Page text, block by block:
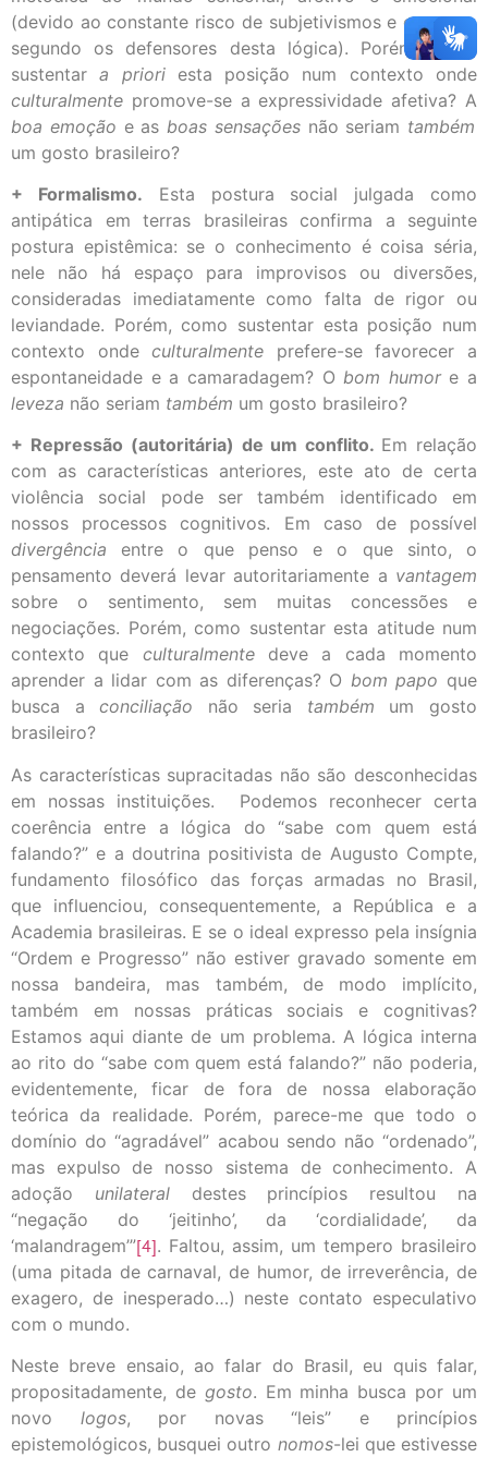
(devido ao constante risco de subjetivismos e enganos,
segundo os defensores desta lógica). Porém, como
sustentara prioriesta posição num contexto onde
culturalmente promove-se a expressividade afetiva? A
boa emoção e as boas sensaçõesnão seriam também
um gosto brasileiro?
+ Formalismo. Esta postura social julgada como
antipática em terras brasileiras confirma a seguinte
postura epistêmica: se o conhecimento é coisa séria,
nele não há espaço para improvisos ou diversões,
consideradas imediatamente como falta de rigor ou
leviandade. Porém, como sustentar esta posição num
contexto ondeculturalmente prefere-se favorecer a
espontaneidade e a camaradagem? Obom humore a
leveza não seriam também um gosto brasileiro?
+ Repressão (autoritária) de um conflito. Em relação
com as características anteriores, este ato de certa
violência social pode ser também identificado em
nossos processos cognitivos. Em caso de possível
divergência entre o que penso e o que sinto, o
pensamento deverá levar autoritariamente a vantagem
sobre o sentimento, sem muitas concessões e
negociações. Porém, como sustentar esta atitude num
contexto que culturalmentedeve a cada momento
aprender a lidar com as diferenças? O bom papo que
busca aconciliação não seria também um gosto
brasileiro?
As características supracitadas não são desconhecidas
em nossas instituições. Podemos reconhecer certa
coerência entre a lógica do “sabe com quem está
falando?” e a doutrina positivista de Augusto Compte,
fundamento filosófico das forças armadas no Brasil,
que influenciou, consequentemente, a República e a
Academia brasileiras. E se o ideal expresso pela insígnia
“Ordem e Progresso” não estiver gravado somente em
nossa bandeira, mas também, de modo implícito,
também em nossas práticas sociais e cognitivas?
Estamos aqui diante de um problema. A lógica interna
ao rito do “sabe com quem está falando?” não poderia,
evidentemente, ficar de fora de nossa elaboração
teórica da realidade. Porém, parece-me que todo o
domínio do “agradável” acabou sendo não “ordenado”,
mas expulso de nosso sistema de conhecimento. A
adoção unilateraldestes princípios resultou na
“negação do ‘jeitinho’, da ‘cordialidade’, da
‘malandragem’”[4]. Faltou, assim, um tempero brasileiro
(uma pitada de carnaval, de humor, de irreverência, de
exagero, de inesperado…) neste contato especulativo
com o mundo.
Neste breve ensaio, ao falar do Brasil, eu quis falar,
propositadamente, de gosto. Em minha busca por um
novo logos, por novas “leis” e princípios
epistemológicos, busquei outro nomos-lei que estivesse